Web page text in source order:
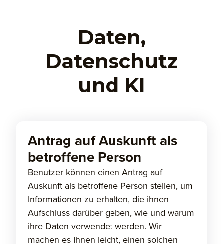
Daten,
Datenschutz
und KI
Antrag auf Auskunft als
betroffene Person
Benutzer können einen Antrag auf
Auskunft als betroffene Person stellen, um
Informationen zu erhalten, die ihnen
Aufschluss darüber geben, wie und warum
ihre Daten verwendet werden. Wir
machen es Ihnen leicht, einen solchen